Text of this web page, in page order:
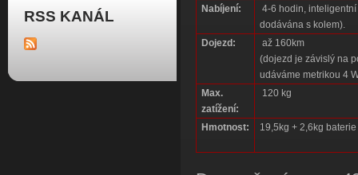
RSS KANÁL
Nabíjení:
4-6 hodin,
dodávána s kolem).
Dojezd:
až 160km
(dojezd je závislý na
udáváme metrikou 4
Max.
zatížení:
120 kg
Hmotnost: 19,5kg + 2,6kg baterie